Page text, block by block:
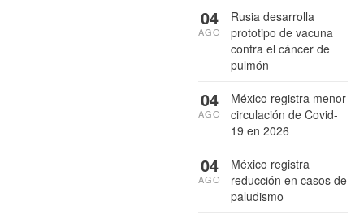
Rusia desarrolla
prototipo de vacuna
contra el cáncer de
pulmón
04
AGO
México registra menor
circulación de Covid-
19 en 2026
04
AGO
México registra
reducción en casos de
paludismo
04
AGO